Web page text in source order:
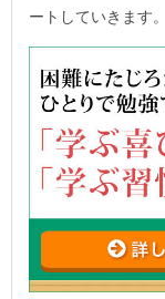
ートしていきます。